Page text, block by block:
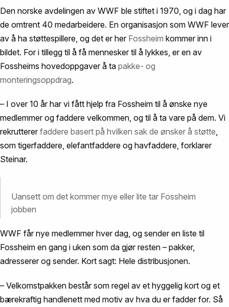
Den norske avdelingen av WWF ble stiftet i 1970, og i dag har
de omtrent 40 medarbeidere. En organisasjon som WWF lever
av å ha støttespillere, og det er her Fossheim kommer inn i
bildet. For i tillegg til å få mennesker til å lykkes, er en av
Fossheims hovedoppgaver å ta pakke- og
monteringsoppdrag.
– I over 10 år har vi fått hjelp fra Fossheim til å ønske nye
medlemmer og faddere velkommen, og til å ta vare på dem. Vi
rekruttererfaddere basert på hvilken sak de ønsker å støtte,
som tigerfaddere, elefantfaddere og havfaddere, forklarer
Steinar.
Uansett om det kommer mye eller lite tar Fossheim
jobben
WWF får nye medlemmer hver dag, og sender en liste til
Fossheim en gang i uken som da gjør resten – pakker,
adresserer og sender. Kort sagt: Hele distribusjonen.
– Velkomstpakken består som regel av et hyggelig kort og et
bærekraftig handlenett med motiv av hva du er fadder for. Så